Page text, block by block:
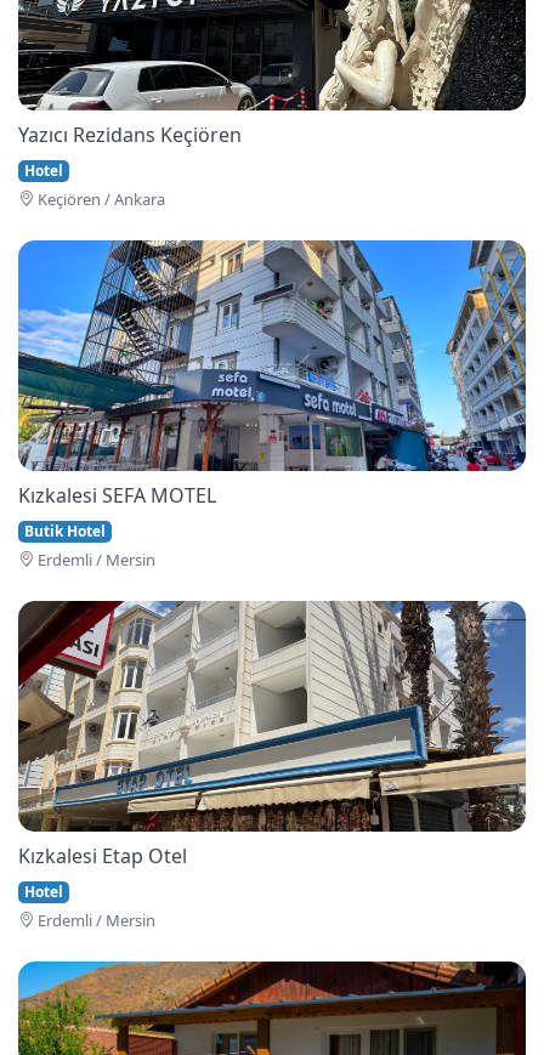
Yazıcı Rezidans Keçiören
Hotel
Keçi̇ören / Ankara
Kızkalesi SEFA MOTEL
Butik Hotel
Erdemli / Mersin
Kızkalesi Etap Otel
Hotel
Erdemli / Mersin